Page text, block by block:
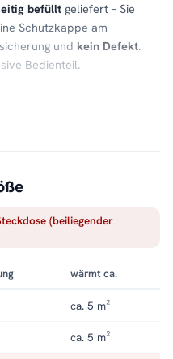
befüllt geliefert – Sie
Schutzkappe am
und kein Defekt.
Bedienteil.
DankSeiten- und
Handtücher, ein
(beiliegender
wärmt ca.
ca. 5 m²
ca. 5 m²